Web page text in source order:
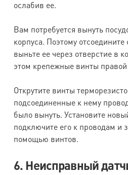
ослабив ее.
Вам потребуется вынуть
корпуса. Поэтому
выньте ее через отверстие в
этом крепежные винты правой
Открутите винты
подсоединенные к нему
было вынуть. Установите
подключите его к проводам и
помощью винтов.
6. Неисправный